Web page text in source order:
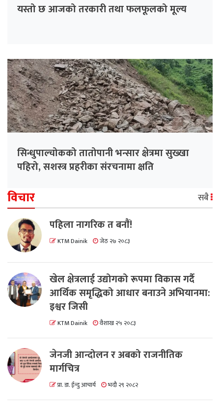
यस्तो छ आजको तरकारी तथा फलफूलको मूल्य
सिन्धुपाल्चोकको तातोपानी भन्सार क्षेत्रमा सुख्खा
पहिरो, सशस्त्र प्रहरीका संरचनामा क्षति
विचार सबै
पहिला नागरिक त बनाैं!
KTM Dainik जेठ २७ २०८३
खेल क्षेत्रलाई उद्योगको रूपमा विकास गर्दै
आर्थिक समृद्धिको आधार बनाउने अभियानमा:
इश्वर जिसी
KTM Dainik वैशाख २५ २०८३
जेनजी आन्दोलन र अबको राजनीतिक
मार्गचित्र
प्रा. डा. ईन्दु आचार्य भदौ २९ २०८२